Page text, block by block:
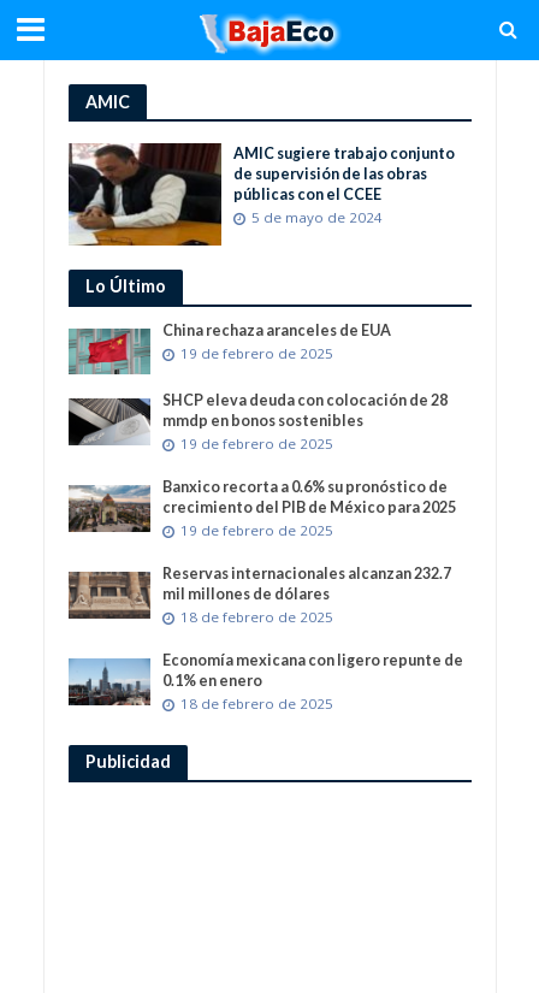
AMIC
AMIC sugiere trabajo conjunto
de supervisión de las obras
públicas con el CCEE
5 de mayo de 2024
Lo Último
China rechaza aranceles de EUA
19 de febrero de 2025
SHCP eleva deuda con colocación de 28
mmdp en bonos sostenibles
19 de febrero de 2025
Banxico recorta a 0.6% su pronóstico de
crecimiento del PIB de México para 2025
19 de febrero de 2025
Reservas internacionales alcanzan 232.7
mil millones de dólares
18 de febrero de 2025
Economía mexicana con ligero repunte de
0.1% en enero
18 de febrero de 2025
Publicidad